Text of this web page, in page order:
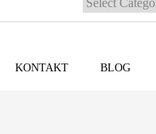
KONTAKT BLOG